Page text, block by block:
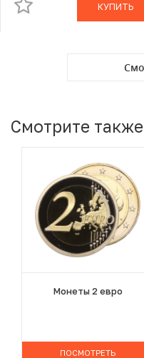
КУПИТЬ
Смотрите
Монеты 2 евро
ПОСМОТРЕТЬ